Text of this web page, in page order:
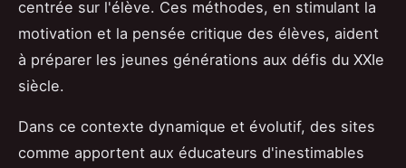
centrée sur l'élève. Ces méthodes, en stimulant la
motivation et la pensée critique des élèves, aident
à préparer les jeunes générations aux défis du XXIe
siècle.
Dans ce contexte dynamique et évolutif, des sites
comme apportent aux éducateurs d'inestimables